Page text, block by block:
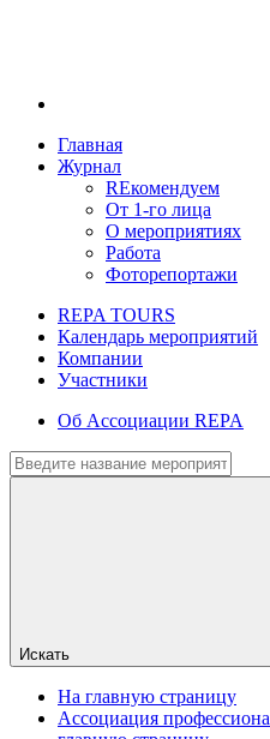
Главная
Журнал
REкомендуем
От 1-го лица
О мероприятиях
Работа
Фоторепортажи
REPA TOURS
Календарь мероприятий
Компании
Участники
Об Ассоциации REPA
Искать
На главную страницу
Ассоциация